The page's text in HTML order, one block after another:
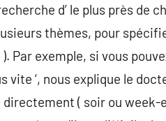
d’ le plus près de
thèmes, pour
). Par exemple, si vous
vite ‘, nous explique le
( soir ou week-